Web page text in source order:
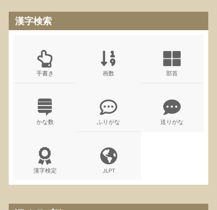
漢字検索
手書き 画数 部首
かな数 ふりがな 送りがな
漢字検定 JLPT